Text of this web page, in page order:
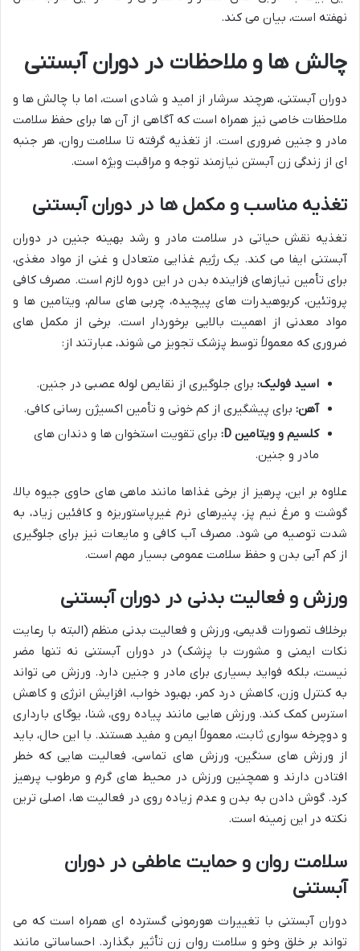
نهفته است، بیان می کند.
چالش ها و ملاحظات در دوران آبستنی
دوران آبستنی، هرچند سرشار از امید و شادی است، اما با چالش ها و
ملاحظات خاصی نیز همراه است که آگاهی از آن ها برای حفظ سلامت
مادر و جنین ضروری است. از تغذیه گرفته تا سلامت روان، هر جنبه
ای از زندگی زن آبستن نیازمند توجه و مراقبت ویژه است.
تغذیه مناسب و مکمل ها در دوران آبستنی
تغذیه نقش حیاتی در سلامت مادر و رشد بهینه جنین در دوران
آبستنی ایفا می کند. یک رژیم غذایی متعادل و غنی از مواد مغذی،
برای تأمین نیازهای فزاینده بدن در این دوره لازم است. مصرف کافی
پروتئین، کربوهیدرات های پیچیده، چربی های سالم، ویتامین ها و
مواد معدنی از اهمیت بالایی برخوردار است. برخی از مکمل های
ضروری که معمولاً توسط پزشک تجویز می شوند، عبارتند از:
اسید فولیک: برای جلوگیری از نقایص لوله عصبی در جنین.
آهن: برای پیشگیری از کم خونی و تأمین اکسیژن رسانی کافی.
کلسیم و ویتامین D:
برای تقویت استخوان ها و دندان های
مادر و جنین.
علاوه بر این، پرهیز از برخی غذاها مانند ماهی های حاوی جیوه بالا،
گوشت و مرغ نیم پز، پنیرهای نرم غیرپاستوریزه و کافئین زیاد، به
شدت توصیه می شود. مصرف آب کافی و مایعات نیز برای جلوگیری
از کم آبی بدن و حفظ سلامت عمومی بسیار مهم است.
ورزش و فعالیت بدنی در دوران آبستنی
برخلاف تصورات قدیمی، ورزش و فعالیت بدنی منظم (البته با رعایت
نکات ایمنی و مشورت با پزشک) در دوران آبستنی نه تنها مضر
نیست، بلکه فواید بسیاری برای مادر و جنین دارد. ورزش می تواند
به کنترل وزن، کاهش درد کمر، بهبود خواب، افزایش انرژی و کاهش
استرس کمک کند. ورزش هایی مانند پیاده روی، شنا، یوگای بارداری
و دوچرخه سواری ثابت، معمولاً ایمن و مفید هستند. با این حال، باید
از ورزش های سنگین، ورزش های تماسی، فعالیت هایی که خطر
افتادن دارند و همچنین ورزش در محیط های گرم و مرطوب پرهیز
کرد. گوش دادن به بدن و عدم زیاده روی در فعالیت ها، اصلی ترین
نکته در این زمینه است.
سلامت روان و حمایت عاطفی در دوران
آبستنی
دوران آبستنی با تغییرات هورمونی گسترده ای همراه است که می
تواند بر خلق وخو و سلامت روان زن تأثیر بگذارد. احساساتی مانند